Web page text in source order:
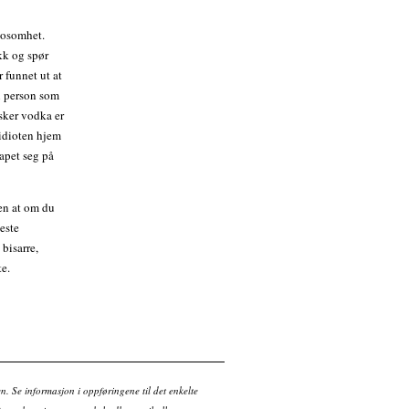
og spør
funnet ut at
som
vodka er
hjem
seg på
at om du
Se informasjon i oppføringene til det enkelte